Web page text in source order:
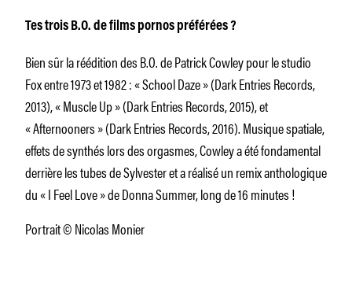
Tes trois B.O. de films pornos préférées ?
Bien sûr la réédition des B.O. de Patrick Cowley pour le studio
Fox entre 1973 et 1982 : « School Daze » (Dark Entries Records,
2013), « Muscle Up » (Dark Entries Records, 2015), et
« Afternooners » (Dark Entries Records, 2016). Musique spatiale,
effets de synthés lors des orgasmes, Cowley a été fondamental
derrière les tubes de Sylvester et a réalisé un remix anthologique
du « I Feel Love » de Donna Summer, long de 16 minutes !
Portrait © Nicolas Monier